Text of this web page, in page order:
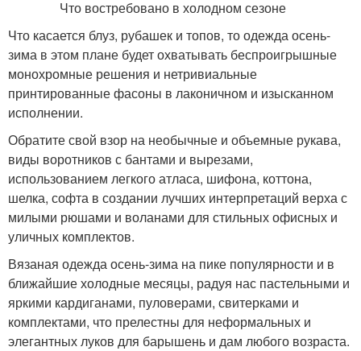
Что касается блуз, рубашек и топов, то одежда осень-
зима в этом плане будет охватывать беспроигрышные
монохромные решения и нетривиальные
принтированные фасоны в лаконичном и изысканном
исполнении.
Обратите свой взор на необычные и объемные рукава,
виды воротников с бантами и вырезами,
использованием легкого атласа, шифона, коттона,
шелка, софта в создании лучших интерпретаций верха с
милыми рюшами и воланами для стильных офисных и
уличных комплектов.
Вязаная одежда осень-зима на пике популярности и в
ближайшие холодные месяцы, радуя нас пастельными и
яркими кардиганами, пуловерами, свитерками и
комплектами, что прелестны для неформальных и
элегантных луков для барышень и дам любого возраста.